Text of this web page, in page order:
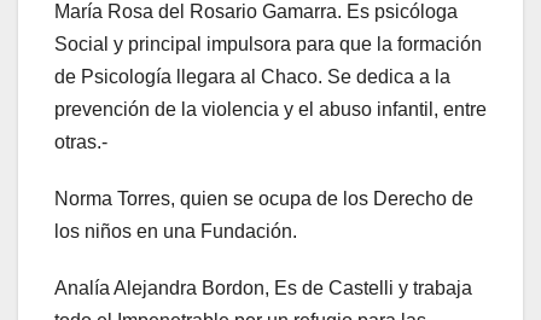
María Rosa del Rosario Gamarra. Es psicóloga
Social y principal impulsora para que la formación
de Psicología llegara al Chaco. Se dedica a la
prevención de la violencia y el abuso infantil, entre
otras.-
Norma Torres, quien se ocupa de los Derecho de
los niños en una Fundación.
Analía Alejandra Bordon, Es de Castelli y trabaja